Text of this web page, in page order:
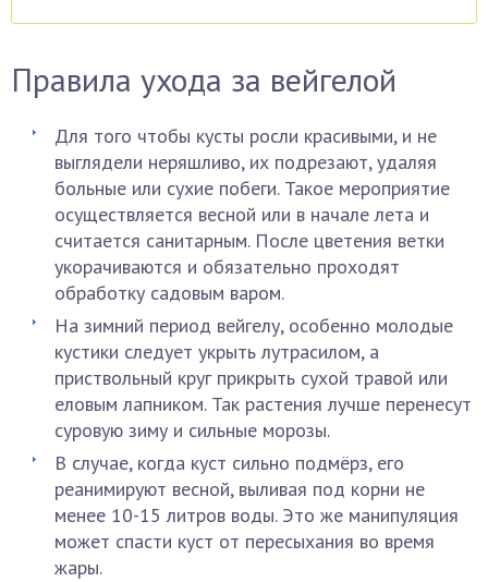
Правила ухода за вейгелой
Для того чтобы кусты росли красивыми, и не
выглядели неряшливо, их подрезают, удаляя
больные или сухие побеги. Такое мероприятие
осуществляется весной или в начале лета и
считается санитарным. После цветения ветки
укорачиваются и обязательно проходят
обработку садовым варом.
На зимний период вейгелу, особенно молодые
кустики следует укрыть лутрасилом, а
приствольный круг прикрыть сухой травой или
еловым лапником. Так растения лучше перенесут
суровую зиму и сильные морозы.
В случае, когда куст сильно подмёрз, его
реанимируют весной, выливая под корни не
менее 10-15 литров воды. Это же манипуляция
может спасти куст от пересыхания во время
жары.